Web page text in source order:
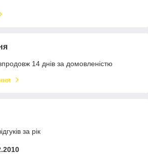
14 днів за домовленістю
за рік